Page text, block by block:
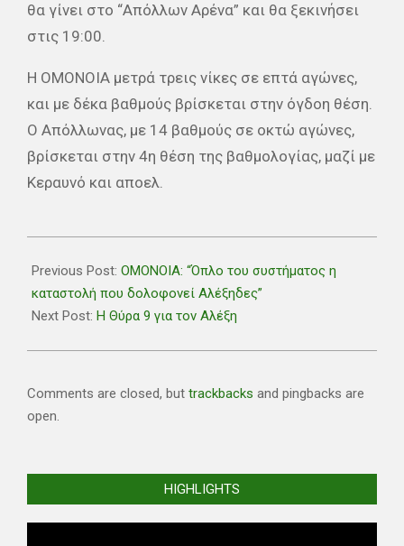
θα γίνει στο “Απόλλων Αρένα” και θα ξεκινήσει
στις 19:00.
Η ΟΜΟΝΟΙΑ μετρά τρεις νίκες σε επτά αγώνες,
και με δέκα βαθμούς βρίσκεται στην όγδοη θέση.
Ο Απόλλωνας, με 14 βαθμούς σε οκτώ αγώνες,
βρίσκεται στην 4η θέση της βαθμολογίας, μαζί με
Κεραυνό και αποελ.
12-
06
Previous Post: ΟΜΟΝΟΙΑ: “Όπλο του συστήματος η
καταστολή που δολοφονεί Αλέξηδες”
Next Post: Η Θύρα 9 για τον Αλέξη
Comments are closed, but trackbacks and pingbacks are
open.
HIGHLIGHTS